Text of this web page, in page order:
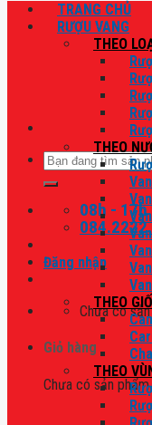
Tìm
kiếm:
08h - 17h
Đăng nhập
Chưa có
Giỏ hàng
Chưa có sản
TRANG CHỦ
RƯỢU VANG
THEO
THEO
THEO
THEO